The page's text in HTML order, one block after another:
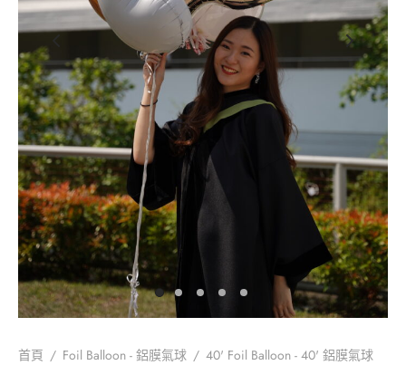
首頁 / Foil Balloon - 鋁膜氣球 / 40' Foil Balloon - 40' 鋁膜氣球
– 尺寸表
Option – 顏色選項
Opening – 商店及品牌開業
– 酒店房間佈置
Proposal – 求婚
Balloon Stand – 馬賽克座地氣球
– 鋁膜氣球
– 氣球配件
Gift Box – 氣球禮盒
Anniversary – 您們的記念日
Graduation – 您的畢業禮
Wedding – 您們的婚禮
Bridal Shower – 她的告別單身派對
Baby’s 100 Days – 孩子們的百日宴
Gender Reveal – 孩子們的性別揭曉
Party – 歡送會
Mother’s Day – 母親萬歲
Balloon – 18’鋁膜氣球
Balloon – 40′ 鋁膜氣球
Alphabet Balloon – 40′ 鋁膜字母氣球